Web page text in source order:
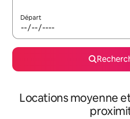
Départ
Locations moyenne